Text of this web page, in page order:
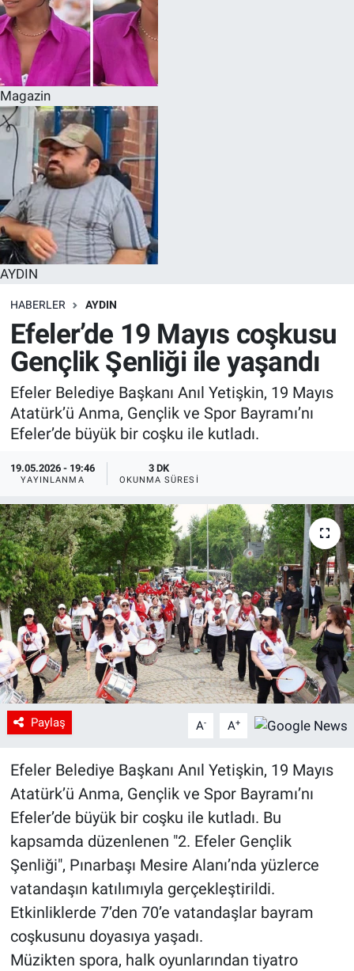
Magazin
AYDIN
HABERLER AYDIN
Efeler’de 19 Mayıs coşkusu
Gençlik Şenliği ile yaşandı
Efeler Belediye Başkanı Anıl Yetişkin, 19 Mayıs
Atatürk’ü Anma, Gençlik ve Spor Bayramı’nı
Efeler’de büyük bir coşku ile kutladı.
19.05.2026 - 19:46
YAYINLANMA
3 DK
OKUNMA SÜRESI
Paylaş A- A+
Efeler Belediye Başkanı Anıl Yetişkin, 19 Mayıs
Atatürk’ü Anma, Gençlik ve Spor Bayramı’nı
Efeler’de büyük bir coşku ile kutladı. Bu
kapsamda düzenlenen "2. Efeler Gençlik
Şenliği", Pınarbaşı Mesire Alanı’nda yüzlerce
vatandaşın katılımıyla gerçekleştirildi.
Etkinliklerde 7’den 70’e vatandaşlar bayram
coşkusunu doyasıya yaşadı.
Müzikten spora, halk oyunlarından tiyatro